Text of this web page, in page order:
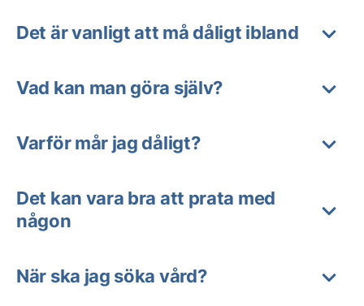
Det är vanligt att må dåligt ibland
Vad kan man göra själv?
Varför mår jag dåligt?
Det kan vara bra att prata med
någon
När ska jag söka vård?